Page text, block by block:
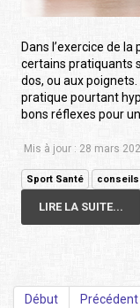
Dans l’exercice de
certains pratiquants
dos, ou aux
pratique pourtant
bons réflexes pour
Mis à jour : 28 mars
Sport Santé conseils
LIRE LA SUITE...
Début
Précédent